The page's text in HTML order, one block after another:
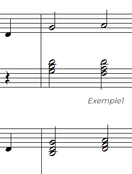
Exemple1